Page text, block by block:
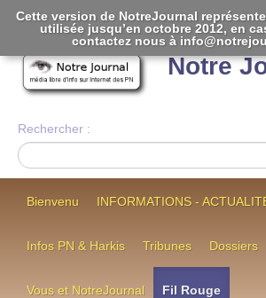
Notre
Rechercher :
Bienvenu INFORMATIONS -
Infos PN & Harkis Tribunes Dossiers
Vous et NotreJournal Fil Rouge
Cette version de NotreJournal
utilisée jusqu’en octobre 2012, en
contactez nous à